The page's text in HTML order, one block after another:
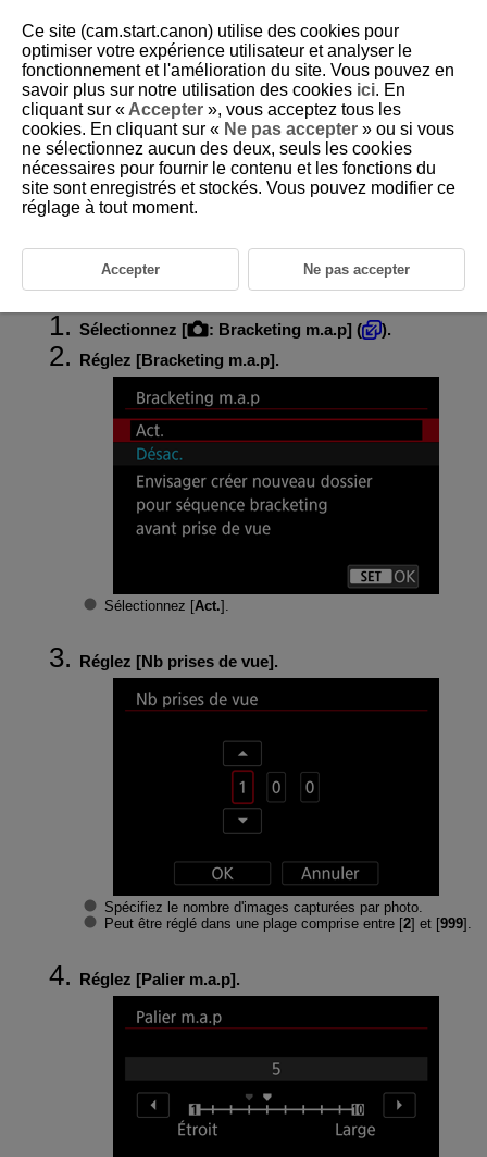
D388-095
Bracketing de mise au point
Le bracketing de mise au point permet la prise de vue en continu en
modifiant automatiquement la distance focale après chaque photo. Ces
images vous permettent de créer une seule image nette avec une
moyen d'une application prenant en charge la composition de la
profondeur, comme Digital Photo Professional (logiciel EOS).
Sélectionnez [ : Bracketing m.a.p] (
).
Réglez [Bracketing m.a.p].
Sélectionnez [Act.].
Réglez [Nb prises de vue].
Spécifiez le nombre d'images capturées par photo.
Peut être réglé dans une plage comprise entre [2] et [999].
Réglez [Palier m.a.p].
Ce site (cam.start.canon) utilise des cookies pour
optimiser votre expérience utilisateur et analyser le
fonctionnement et l'amélioration du site. Vous pouvez en
savoir plus sur notre utilisation des cookies ici. En
cliquant sur « Accepter », vous acceptez tous les
cookies. En cliquant sur « Ne pas accepter » ou si vous
ne sélectionnez aucun des deux, seuls les cookies
nécessaires pour fournir le contenu et les fonctions du
site sont enregistrés et stockés. Vous pouvez modifier ce
réglage à tout moment.
Accepter Ne pas accepter